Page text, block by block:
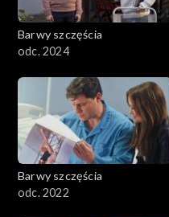
Barwy szczęścia
odc. 2024
Barwy szczęścia
odc. 2022